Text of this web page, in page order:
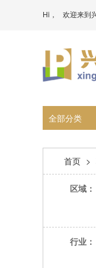
Hi， 欢迎来到
全部分类
首页 >
区域：
行业：